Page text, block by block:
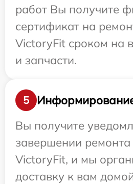
работ Вы получите
сертификат на
VictoryFit сроком на
и запчасти.
5
Вы получите
завершении ремонта
VictoryFit, и мы
доставку к вам